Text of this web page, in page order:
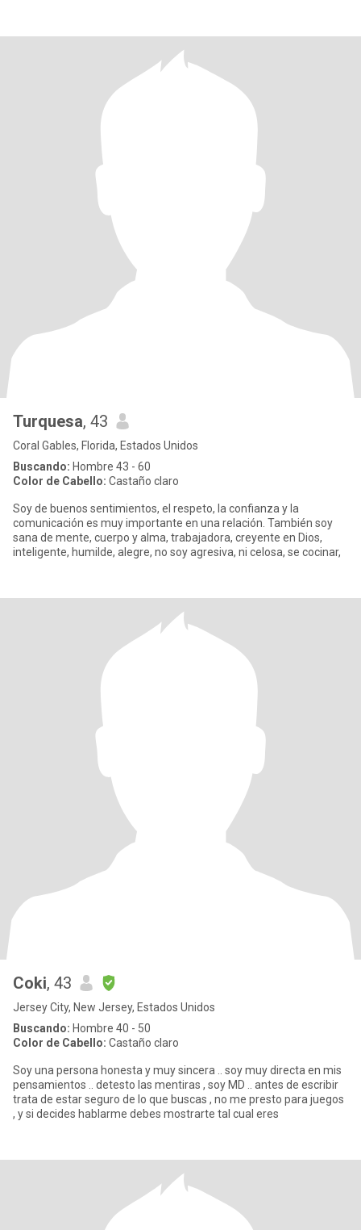
Turquesa, 43
Coral Gables, Florida, Estados Unidos
Buscando: Hombre 43 - 60
Color de Cabello: Castaño claro
Soy de buenos sentimientos, el respeto, la confianza y la
comunicación es muy importante en una relación. También soy
sana de mente, cuerpo y alma, trabajadora, creyente en Dios,
inteligente, humilde, alegre, no soy agresiva, ni celosa, se cocinar,
Coki, 43
Jersey City, New Jersey, Estados Unidos
Buscando: Hombre 40 - 50
Color de Cabello: Castaño claro
Soy una persona honesta y muy sincera .. soy muy directa en mis
pensamientos .. detesto las mentiras , soy MD .. antes de escribir
trata de estar seguro de lo que buscas , no me presto para juegos
, y si decides hablarme debes mostrarte tal cual eres